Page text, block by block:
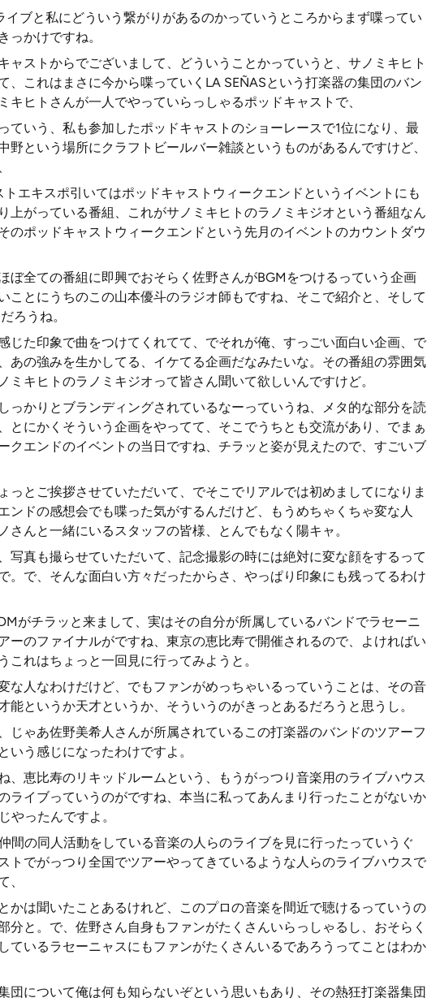
イブと私にどういう繋がりがあるのかっていうところからまず喋ってい
っかけですね。
ャストからでございまして、どういうことかっていうと、サノミキヒト
、これはまさに今から喋っていくLA SEÑASという打楽器の集団のバン
キヒトさんが一人でやっていらっしゃるポッドキャストで、
ていう、私も参加したポッドキャストのショーレースで1位になり、最
という場所にクラフトビールバー雑談というものがあるんですけど、
エキスポ引いてはポッドキャストウィークエンドというイベントにも
上がっている番組、これがサノミキヒトのラノミキジオという番組なん
のポッドキャストウィークエンドという先月のイベントのカウントダウ
ぼ全ての番組に即興でおそらく佐野さんがBGMをつけるっていう企画
ことにうちのこの山本優斗のラジオ師もですね、そこで紹介と、そして
ろうね。
じた印象で曲をつけてくれてて、でそれが俺、すっごい面白い企画、で
あの強みを生かしてる、イケてる企画だなみたいな。その番組の雰囲気
キヒトのラノミキジオって皆さん聞いて欲しいんですけど。
っかりとブランディングされているなーっていうね、メタ的な部分を読
とにかくそういう企画をやってて、そこでうちとも交流があり、でまぁ
クエンドのイベントの当日ですね、チラッと姿が見えたので、すごいブ
っとご挨拶させていただいて、でそこでリアルでは初めましてになりま
ンドの感想会でも喋った気がするんだけど、もうめちゃくちゃ変な人
んと一緒にいるスタッフの皆様、とんでもなく陽キャ。
写真も撮らせていただいて、記念撮影の時には絶対に変な顔をするって
。で、そんな面白い方々だったからさ、やっぱり印象にも残ってるわけ
がチラッと来まして、実はその自分が所属しているバンドでラセーニ
ーのファイナルがですね、東京の恵比寿で開催されるので、よければい
れはちょっと一回見に行ってみようと。
な人なわけだけど、でもファンがめっちゃいるっていうことは、その音
というか天才というか、そういうのがきっとあるだろうと思うし。
じゃあ佐野美希人さんが所属されているこの打楽器のバンドのツアーフ
いう感じになったわけですよ。
、恵比寿のリキッドルームという、もうがっつり音楽用のライブハウス
ライブっていうのがですね、本当に私ってあんまり行ったことがないか
やったんですよ。
間の同人活動をしている音楽の人らのライブを見に行ったっていうぐ
トでがっつり全国でツアーやってきているような人らのライブハウスで
、
かは聞いたことあるけれど、このプロの音楽を間近で聴けるっていうの
分と。で、佐野さん自身もファンがたくさんいらっしゃるし、おそらく
ているラセーニャスにもファンがたくさんいるであろうってことはわか
団について俺は何も知らないぞという思いもあり、その熱狂打楽器集団